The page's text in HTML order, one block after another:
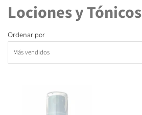
Lociones y Tónicos
Ordenar por